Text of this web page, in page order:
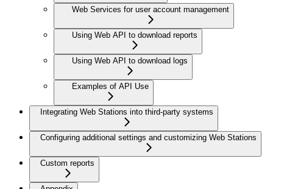
Web Services for user account management
Using Web API to download reports
Using Web API to download logs
Examples of API Use
Integrating Web Stations into third-party systems
Configuring additional settings and customizing Web Stations
Custom reports